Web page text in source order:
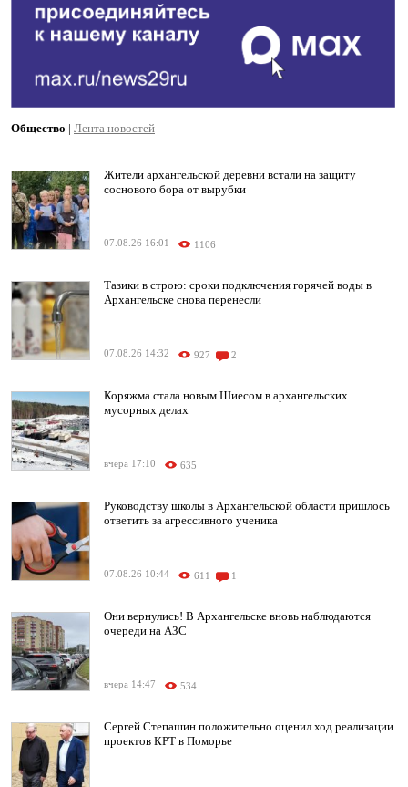
Общество | Лента новостей
Жители архангельской деревни встали на защиту
соснового бора от вырубки
07.08.26 16:01 1106
Тазики в строю: сроки подключения горячей воды в
Архангельске снова перенесли
07.08.26 14:32 927 2
Коряжма стала новым Шиесом в архангельских
мусорных делах
вчера 17:10 635
Руководству школы в Архангельской области пришлось
ответить за агрессивного ученика
07.08.26 10:44 611 1
Они вернулись! В Архангельске вновь наблюдаются
очереди на АЗС
вчера 14:47 534
Сергей Степашин положительно оценил ход реализации
проектов КРТ в Поморье